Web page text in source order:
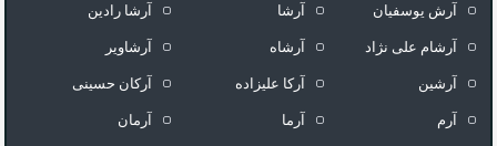
آرش یوسفیان آرشا آرشا رادین
آرشام علی نژاد آرشاه آرشاویر
آرشین آرکا علیزاده آرکان حسینی
آرم آرما آرمان